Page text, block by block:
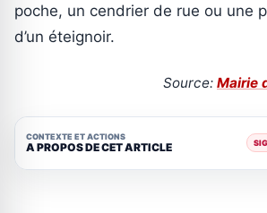
poche, un cendrier de rue ou une
d’un éteignoir.
Source: Mairie
CONTEXTE ET ACTIONS
A PROPOS DE CET ARTICLE